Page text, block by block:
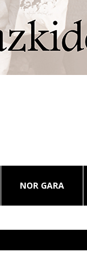
NOR GARA